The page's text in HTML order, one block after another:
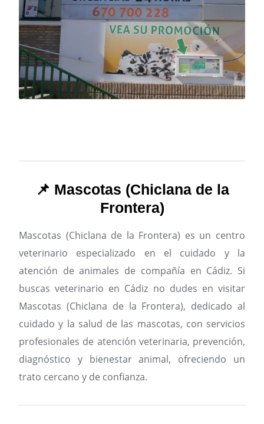
📌 Mascotas (Chiclana de la
Frontera)
Mascotas (Chiclana de la Frontera) es un centro
veterinario especializado en el cuidado y la
atención de animales de compañía en Cádiz. Si
buscas veterinario en Cádiz no dudes en visitar
Mascotas (Chiclana de la Frontera), dedicado al
cuidado y la salud de las mascotas, con servicios
profesionales de atención veterinaria, prevención,
diagnóstico y bienestar animal, ofreciendo un
trato cercano y de confianza.